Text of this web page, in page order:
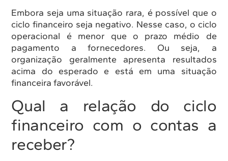
Embora seja uma situação rara, é possível que o
ciclo financeiro seja negativo. Nesse caso, o ciclo
operacional é menor que o prazo médio de
pagamento a fornecedores. Ou seja, a
organização geralmente apresenta resultados
acima do esperado e está em uma situação
financeira favorável.
Qual a relação do ciclo
financeiro com o contas a
receber?